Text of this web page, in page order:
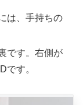
は、手持ちの
です。右側が
です。